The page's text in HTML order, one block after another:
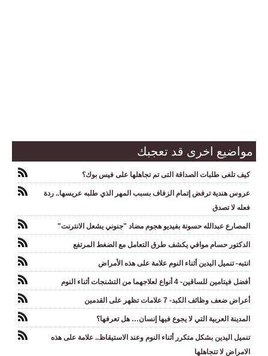
مواضيع اخرى قد تعجبك
كيف تلغى طلبات الصداقة التى تم تجاهلها على فيس بوك؟
عروس هندية ترفض إتمام الزفاف بسبب المهر الذي طلبه عريسها.. ردة
فعله لا تصدق
المصارع عبدالله حسونة بفيديو هجوم مضاد "جنوني يشعل الانترنت"
الدكتور حسام موافي يكشف طرق التعامل مع الضغط المرتفع
انتبه- تنميل اليدين أثناء النوم علامة على هذه الأمراض
أفضل فيتامين للساقين- 4 أنواع لعلاجهما من التشنجات أثناء النوم
أعراض ضعف وظائف الكبد- 7 علامات تظهر على القدمين
المدينة العربية التي لا يجوع فيها إنسان… هل تعرفها؟
تنميل اليدين بشكل متكرر أثناء النوم وعند الاستيقاظ.. علامة على هذه
الامراض لا تتجاهلها